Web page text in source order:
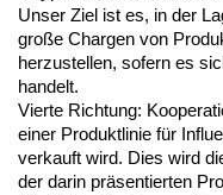
Unser Ziel ist es, in der
große Chargen von
herzustellen, sofern es
handelt.
Vierte Richtung:
einer Produktlinie für
verkauft wird. Dies wird
der darin präsentierten